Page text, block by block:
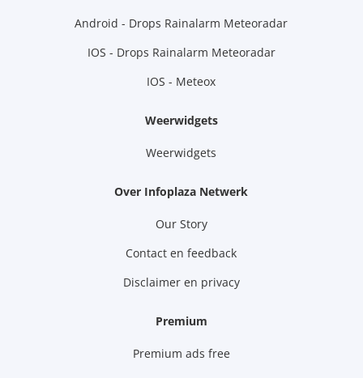
Android - Drops Rainalarm Meteoradar
IOS - Drops Rainalarm Meteoradar
IOS - Meteox
Weerwidgets
Weerwidgets
Over Infoplaza Netwerk
Our Story
Contact en feedback
Disclaimer en privacy
Premium
Premium ads free